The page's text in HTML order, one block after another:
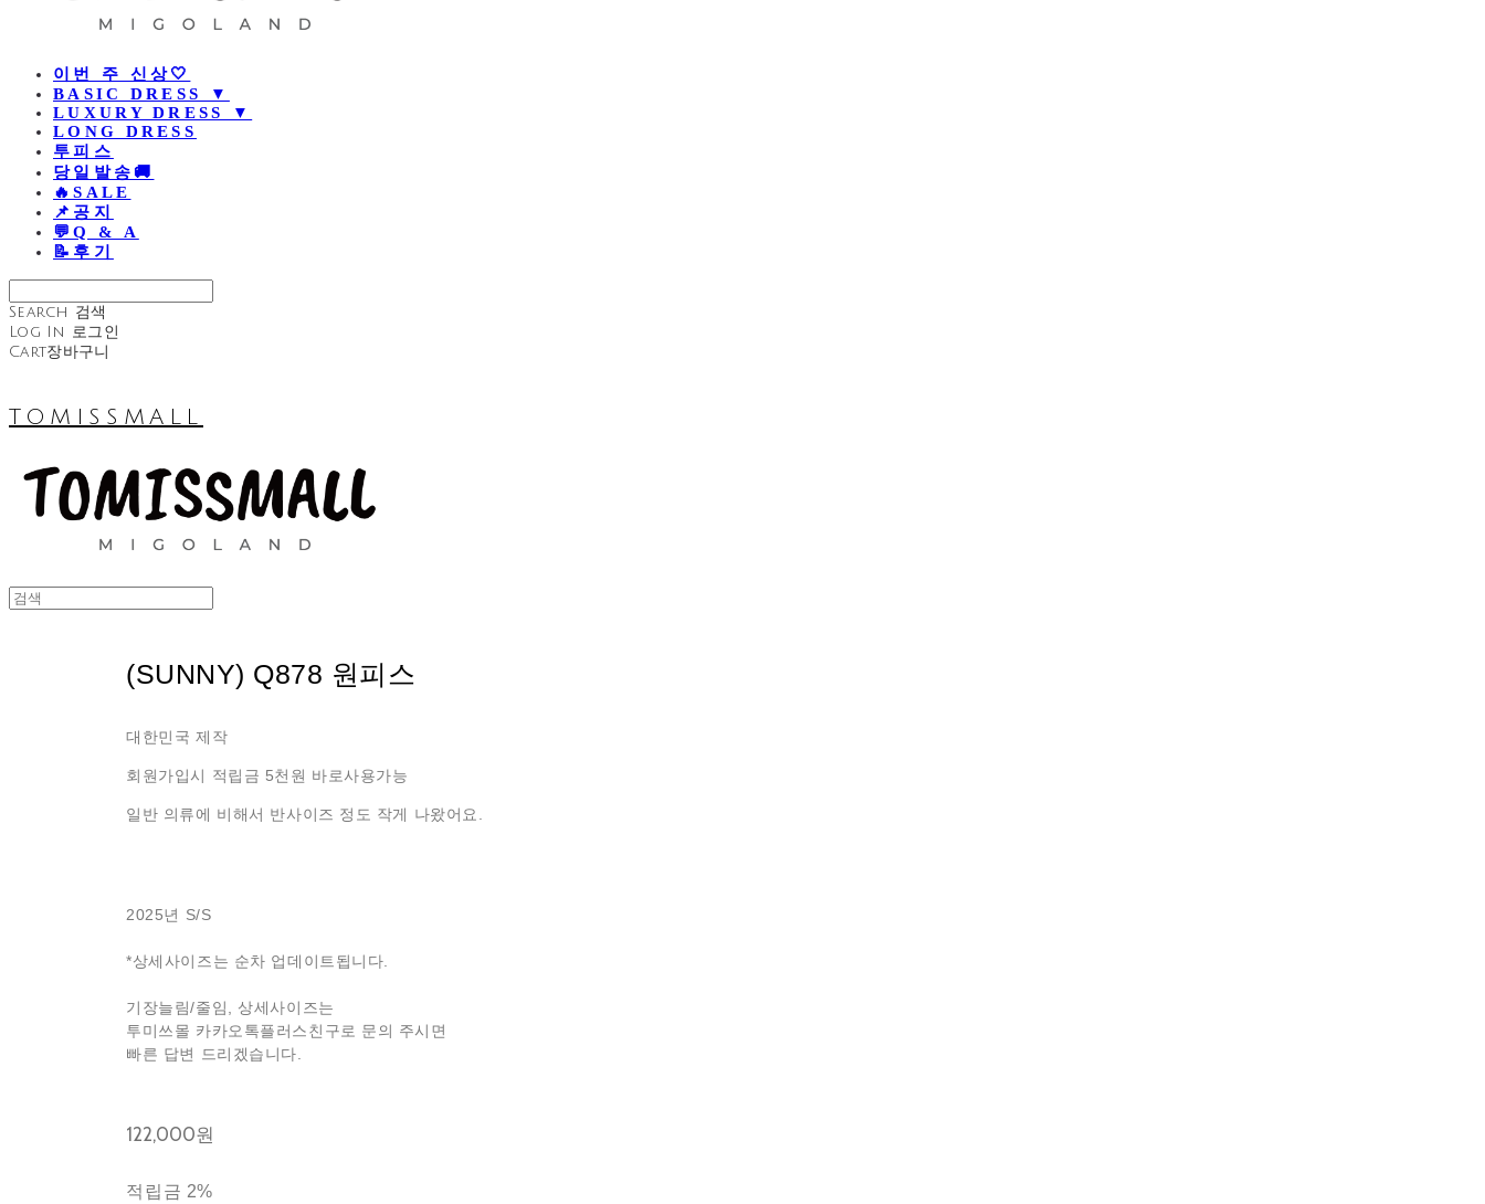
이번 주 신상🤍
BASIC DRESS ▼
LUXURY DRESS ▼
LONG DRESS
투피스
당일발송🚚
🔥SALE
📌공지
💬Q & A
📝후기
Search 검색
Log In
로그인
Cart장바구니
TOMISSMALL
(SUNNY) Q878 원피스
대한민국 제작
회원가입시 적립금 5천원 바로사용가능
일반 의류에 비해서 반사이즈 정도 작게 나왔어요.
2025년 S/S
*상세사이즈는 순차 업데이트됩니다.
기장늘림/줄임, 상세사이즈는
투미쓰몰 카카오톡플러스친구로 문의 주시면
빠른 답변 드리겠습니다.
122,000원
적립금 2%